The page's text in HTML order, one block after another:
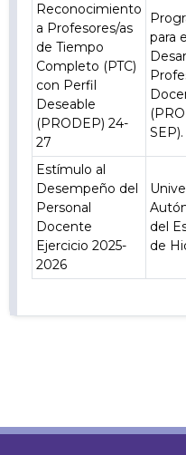
Reconocimiento
a Profesores/as
de Tiempo
Completo (PTC)
con Perfil
Deseable
(PRODEP) 24-
27
para
SEP).
Estímulo al
Desempeño del
Personal
Docente
Ejercicio 2025-
2026
del
de